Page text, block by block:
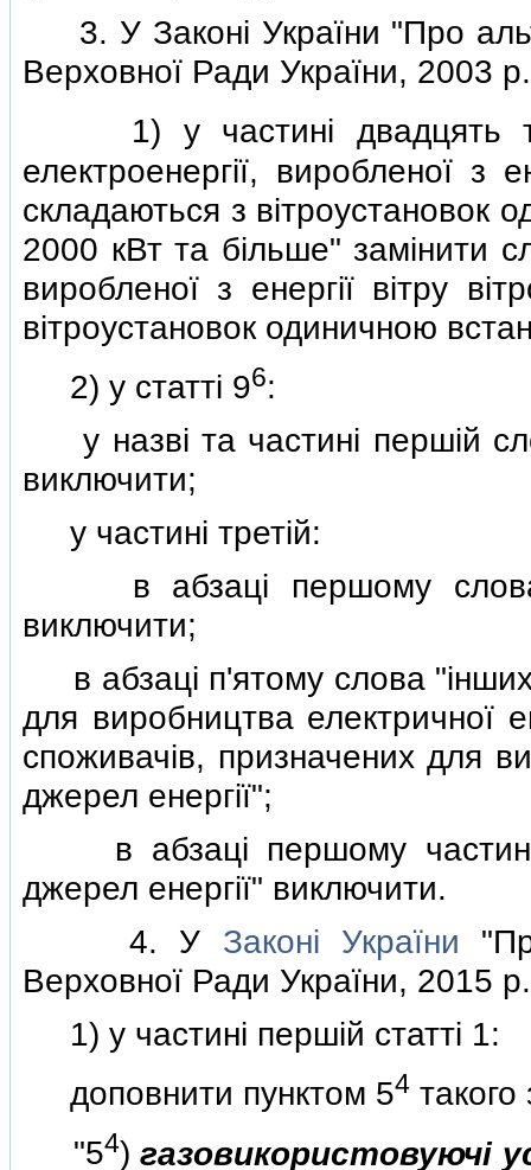
3. У Законi України "Про
Верховної Ради України, 2003
1) у частинi двадцять
електроенергiї, виробленої з
складаються з вiтроустановок
2000 кВт та бiльше" замiнити
виробленої з енергiї вiтру
вiтроустановок одиничною
2) у статтi 96:
у назвi та частинi першiй
виключити;
у частинi третiй:
в абзацi першому слова
виключити;
в абзацi п'ятому слова "iнших
для виробництва електричної
споживачiв, призначених для
джерел енергiї";
в абзацi першому частини
джерел енергiї" виключити.
4. У Законi України
Верховної Ради України, 2015
1) у частинi першiй статтi 1:
доповнити пунктом 54 такого
"54)газовикористовуючi